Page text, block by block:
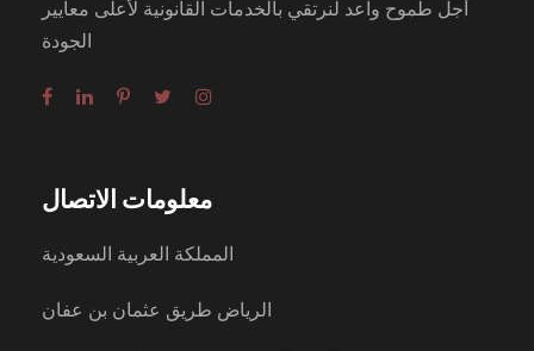
أجل طموح واعد لنرتقي بالخدمات القانونية لأعلى معايير
الجودة
معلومات الاتصال
المملكة العربية السعودية
الرياض طريق عثمان بن عفان